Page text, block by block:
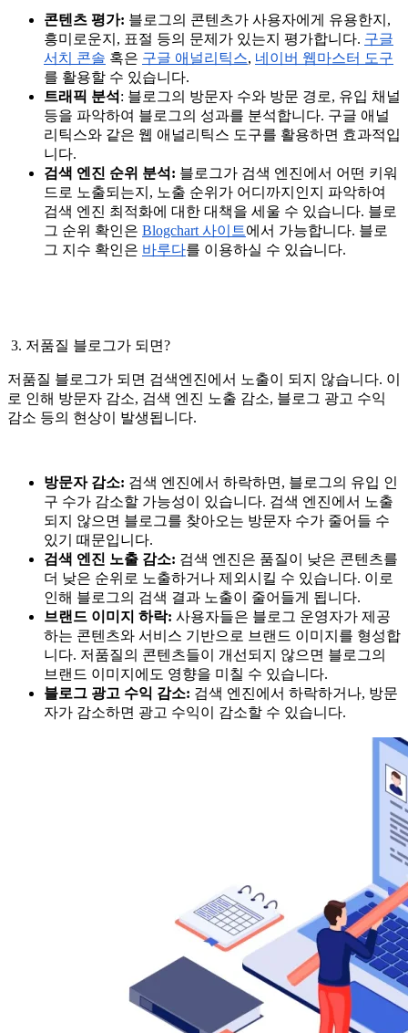
콘텐츠 평가: 블로그의 콘텐츠가 사용자에게 유용한지,
흥미로운지, 표절 등의 문제가 있는지 평가합니다. 구글
서치 콘솔 혹은 구글 애널리틱스, 네이버 웹마스터 도구
를 활용할 수 있습니다.
트래픽 분석 : 블로그의 방문자 수와 방문 경로, 유입 채널
등을 파악하여 블로그의 성과를 분석합니다. 구글 애널
리틱스와 같은 웹 애널리틱스 도구를 활용하면 효과적입
니다.
검색 엔진 순위 분석: 블로그가 검색 엔진에서 어떤 키워
드로 노출되는지, 노출 순위가 어디까지인지 파악하여
검색 엔진 최적화에 대한 대책을 세울 수 있습니다. 블로
그 순위 확인은 Blogchart 사이트에서 가능합니다. 블로
그 지수 확인은 바루다를 이용하실 수 있습니다.
3. 저품질 블로그가 되면?
저품질 블로그가 되면 검색엔진에서 노출이 되지 않습니다. 이
로 인해 방문자 감소, 검색 엔진 노출 감소, 블로그 광고 수익
감소 등의 현상이 발생됩니다.
방문자 감소: 검색 엔진에서 하락하면, 블로그의 유입 인
구 수가 감소할 가능성이 있습니다. 검색 엔진에서 노출
되지 않으면 블로그를 찾아오는 방문자 수가 줄어들 수
있기 때문입니다.
검색 엔진 노출 감소: 검색 엔진은 품질이 낮은 콘텐츠를
더 낮은 순위로 노출하거나 제외시킬 수 있습니다. 이로
인해 블로그의 검색 결과 노출이 줄어들게 됩니다.
브랜드 이미지 하락: 사용자들은 블로그 운영자가 제공
하는 콘텐츠와 서비스 기반으로 브랜드 이미지를 형성합
니다. 저품질의 콘텐츠들이 개선되지 않으면 블로그의
브랜드 이미지에도 영향을 미칠 수 있습니다.
블로그 광고 수익 감소: 검색 엔진에서 하락하거나, 방문
자가 감소하면 광고 수익이 감소할 수 있습니다.